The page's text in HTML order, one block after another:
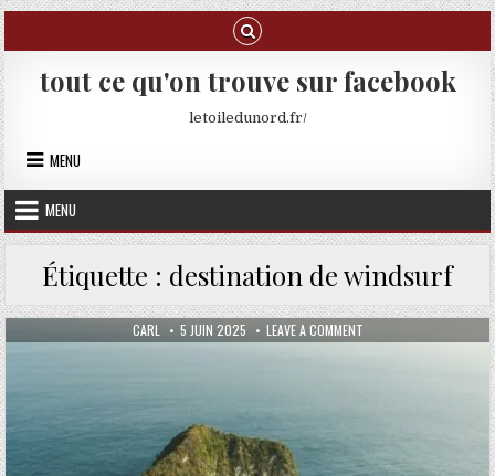
Skip to content
tout ce qu'on trouve sur facebook
letoiledunord.fr/
MENU
MENU
Étiquette : destination de windsurf
AUTHOR:
CARL PUBLISHED DATE:
5 JUIN 2025 LEAVE A COMMENTON LE WINDSURF EN